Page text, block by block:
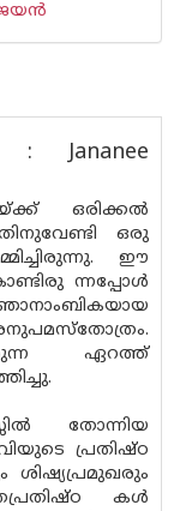
ജയന്‍
Jananee
ഒരിക്കൽ
ഒരു
ഈ
ന്നപ്പോൾ
ഏറത്ത്
തോന്നിയ
പ്രതിഷ്ഠ
ശിഷ്യപ്രമുഖരും
കൾ